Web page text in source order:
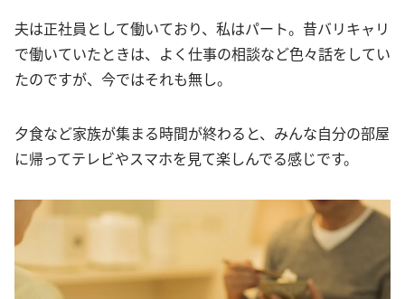
夫は正社員として働いており、私はパート。昔バリキャリ
で働いていたときは、よく仕事の相談など色々話をしてい
たのですが、今ではそれも無し。
夕食など家族が集まる時間が終わると、みんな自分の部屋
に帰ってテレビやスマホを見て楽しんでる感じです。